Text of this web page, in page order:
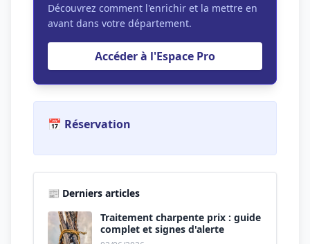
Découvrez comment l'enrichir et la mettre en
avant dans votre département.
Accéder à l'Espace Pro
📅 Réservation
📰 Derniers articles
Traitement charpente prix : guide
complet et signes d'alerte